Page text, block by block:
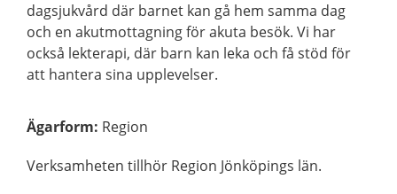
dagsjukvård där barnet kan gå hem samma dag
och en akutmottagning för akuta besök. Vi har
också lekterapi, där barn kan leka och få stöd för
att hantera sina upplevelser.
Ägarform: Region
Verksamheten tillhör Region Jönköpings län.